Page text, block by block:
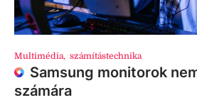
Multimédia, számítástechnika
Samsung monitorok
számára